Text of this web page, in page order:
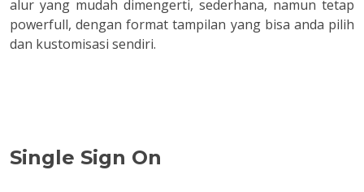
alur yang mudah dimengerti, sederhana, namun tetap
powerfull, dengan format tampilan yang bisa anda pilih
dan kustomisasi sendiri.
Single Sign On